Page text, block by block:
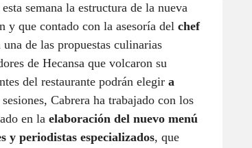
semana la estructura de la nueva
y que contado con la asesoría del chef
de las propuestas culinarias
de Hecansa que volcaron su
del restaurante podrán elegir a
Cabrera ha trabajado con los
en la elaboración del nuevo menú
y periodistas especializados, que